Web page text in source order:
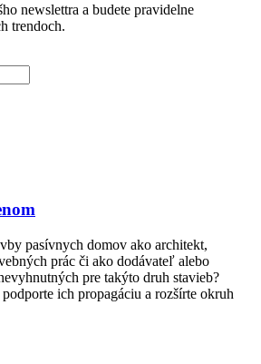
newslettra a budete pravidelne
trendoch.
pasívnych domov ako architekt,
prác či ako dodávateľ alebo
pre takýto druh stavieb?
ich propagáciu a rozšírte okruh